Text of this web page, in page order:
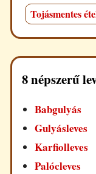
Tojásmentes
8 népszerű
Babgulyás
Gulyásleves
Karfiolleves
Palócleves